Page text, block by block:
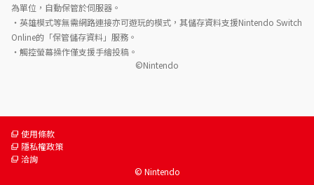
為單位，自動保管於伺服器。
・英雄模式等無需網路連接亦可遊玩的模式，其儲存資料支援Nintendo Switch
Online的「保管儲存資料」服務。
・觸控螢幕操作僅支援手繪投稿。
©Nintendo
使用條款
隱私權政策
洽詢
© Nintendo